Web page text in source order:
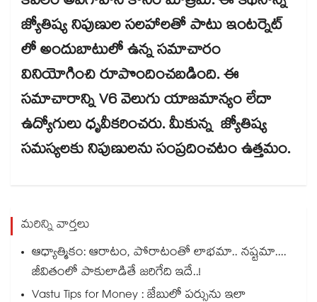
జ్యోతిష్య నిపుణుల సలహాలతో పాటు ఇంటర్నెట్
లో అందుబాటులో ఉన్న సమాచారం
వినియోగించి రూపొందించబడింది. ఈ
సమాచారాన్ని V6 వెలుగు యాజమాన్యం లేదా
ఉద్యోగులు ధృవీకరించరు. మీకున్న జ్యోతిష్య
సమస్యలకు నిపుణులను సంప్రదించటం ఉత్తమం.
మరిన్ని వార్తలు
ఆధ్యాత్మికం: ఆరాటం, పోరాటంతో లాభమా.. నష్టమా....
జీవితంలో పాకులాడితే జరిగేది ఇదే..!
Vastu Tips for Money : జేబులో పర్సును ఇలా